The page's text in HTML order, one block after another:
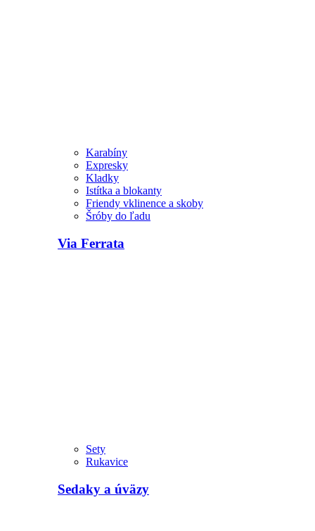
Karabíny
Expresky
Kladky
Istítka a blokanty
Friendy vklinence a skoby
Šróby do ľadu
Via Ferrata
Sety
Rukavice
Sedaky a úväzy